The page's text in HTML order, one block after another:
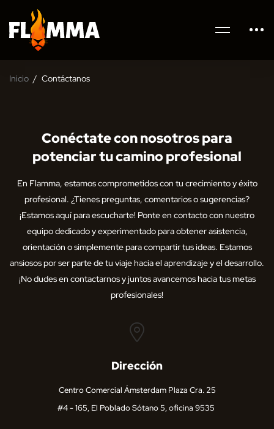
Inicio Contáctanos
Conéctate con nosotros para
potenciar tu camino profesional
En Flamma, estamos comprometidos con tu crecimiento y éxito
profesional. ¿Tienes preguntas, comentarios o sugerencias?
¡Estamos aquí para escucharte! Ponte en contacto con nuestro
equipo dedicado y experimentado para obtener asistencia,
orientación o simplemente para compartir tus ideas. Estamos
ansiosos por ser parte de tu viaje hacia el aprendizaje y el desarrollo.
¡No dudes en contactarnos y juntos avancemos hacia tus metas
profesionales!
Dirección
Centro Comercial Ámsterdam Plaza Cra. 25
#4 - 165, El Poblado Sótano 5, oficina 9535